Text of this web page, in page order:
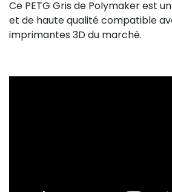
Ce PETG Gris de Polymaker est
et de haute qualité compatible
imprimantes 3D du marché.